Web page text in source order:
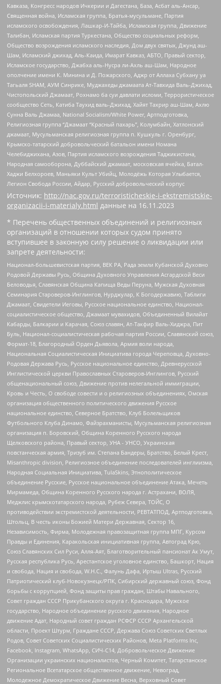
Кавказа, Конгресс народов Ичкерии и Дагестана, База, Асбат аль-Ансар,
Священная война, Исламская группа, Братья-мусульмане, Партия
исламского освобождения, Лашкар-И-Тайба, Исламская группа, Движение
Талибан, Исламская партия Туркестана, Общество социальных реформ,
Общество возрождения исламского наследия, Дом двух святых, Джунд аш-
Шам, Исламский джихад, Аль-Каида, Имарат Кавказ, АБТО, Правый сектор,
Исламское государство, Джабха аль-Нусра ли-Ахль аш-Шам, Народное
ополчение имени К. Минина и Д. Пожарского, Аджр от Аллаха Субхану уа
Тагьаля SHAM, АУМ Синрике, Муджахеды джамаата Ат-Тавхида Валь-Джихад,
Чистопольский Джамаат, Рохнамо ба суи давлати исломи, Террористическое
сообщество Сеть, Катиба Таухид валь-Джихад, Хайят Тахрир аш-Шам, Ахлю
Сунна Валь Джамаа, National Socialism/White Power, Артподготовка,
Религиозная группа “Джамаат “Красный пахарь”, Колумбайн, Хатлонский
джамаат, Мусульманская религиозная группа п. Кушкуль г. Оренбург,
Крымско-татарский добровольческий батальон имени Номана
Челебиджихана, Азов, Партия исламского возрождения Таджикистана,
Народная самооборона, Дуббайский джамаат, московская ячейка, Батал-
Хаджи Белхороев, Маньяки Культ Убийц, Молодёжь Которая Улыбается,
Легион Свобода России, Айдар, Русский добровольческий корпус
Источник: http://nac.gov.ru/terroristicheskie-i-ekstremistskie-
organizacii-i-materialy.html данные на 16.11.2023
* Перечень общественных объединений и религиозных
организаций в отношении которых судом принято
вступившее в законную силу решение о ликвидации или
запрете деятельности:
Национал-большевистская партия, ВЕК РА, Рада земли Кубанской Духовно
Родовой Державы Русь, Община Духовного Управления Асгардской Веси
Беловодья, Славянская Община Капища Веды Перуна, Мужская Духовная
Семинария Староверов-Инглингов, Нурджулар, К Богодержавию, Таблиги
Джамаат, Свидетели Иеговы, Русское национальное единство, Национал-
социалистическое общество, Джамаат мувахидов, Объединенный Вилайат
Кабарды, Балкарии и Карачая, Союз славян, Ат-Такфир Валь-Хиджра, Пит
Буль, Национал-социалистическая рабочая партия России, Славянский союз,
Формат-18, Благородный Орден Дьявола, Армия воли народа,
Национальная Социалистическая Инициатива города Череповца, Духовно-
Родовая Держава Русь, Русское национальное единство, Древнерусской
Инглистической церкви Православных Староверов-Инглингов, Русский
общенациональный союз, Движение против нелегальной иммиграции,
Кровь и Честь, О свободе совести и о религиозных объединениях, Омская
организация общественного политического движения Русское
национальное единство, Северное Братство, Клуб Болельщиков
Футбольного Клуба Динамо, Файзрахманисты, Мусульманская религиозная
организация п. Боровский, Община Коренного Русского народа
Щелковского района, Правый сектор, УНА - УНСО, Украинская
повстанческая армия, Тризуб им. Степана Бандеры, Братство, Белый Крест,
Misanthropic division, Религиозное объединение последователей инглиизма,
Народная Социальная Инициатива, TulaSkins, Этнополитическое
объединение Русские, Русское национальное объединение Атака, Мечеть
Мирмамеда, Община Коренного Русского народа г. Астрахани, ВОЛЯ,
Меджлис крымскотатарского народа, Рубеж Севера, ТОЙС, О
противодействии экстремистской деятельности, РЕВТАТПОД, Артподготовка,
Штольц, В честь иконы Божией Матери Державная, Сектор 16,
Независимость, Фирма, Молодежная правозащитная группа МПГ, Курсом
Правды и Единения, Каракольская инициативная группа, Автоград Крю,
Союз Славянских Сил Руси, Алля-Аят, Благотворительный пансионат Ак Умут,
Русская республика Русь, Арестантское уголовное единство, Башкорт, Нация
и свобода, Нация и свобода, W.H.С., Фалунь Дафа, Иртыш Ultras, Русский
Патриотический клуб-Новокузнецк/РПК, Сибирский державный союз, Фонд
борьбы с коррупцией, Фонд защиты прав граждан, Штабы Навального,
Совет граждан СССР Прикубанского округа г. Краснодара, Мужское
государство, Народное объединение русского движения, Народное
движение Адат, Народный совет граждан РСФСР СССР Архангельской
области, Проект Штурм, Граждане СССР, Держава Союз Советских Светлых
Родов, Совет Советских Социалистических Районов, Meta Platforms Inc,
Facebook, Instagram, WhatsApp, СИЧ-С14, Добровольческое Движение
Организации украинских националистов, Черный Комитет, Татарстанское
Региональное Всетатарское общественное движение, Невоград,
Молодежное Демократическое Движение Весна, Верховный Совет